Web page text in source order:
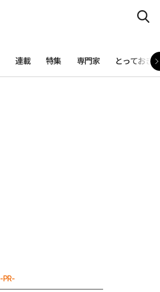
連載 特集 専門家 とっておき
-PR-